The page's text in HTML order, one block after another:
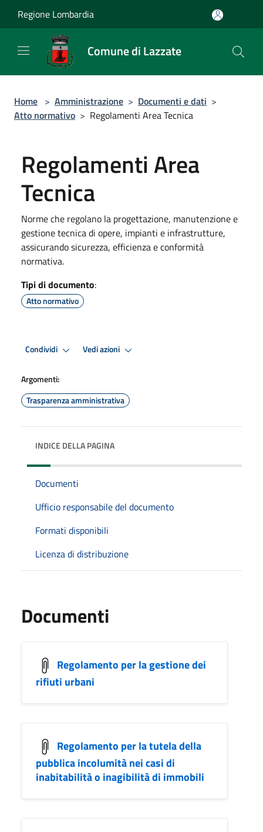
Regione Lombardia
Comune di Lazzate
Home > Amministrazione > Documenti e dati >
Atto normativo > Regolamenti Area Tecnica
Regolamenti Area
Tecnica
Norme che regolano la progettazione, manutenzione e
gestione tecnica di opere, impianti e infrastrutture,
assicurando sicurezza, efficienza e conformità
normativa.
Tipi di documento:
Atto normativo
Condividi Vedi azioni
Argomenti:
Trasparenza amministrativa
INDICE DELLA PAGINA
Documenti
Ufficio responsabile del documento
Formati disponibili
Licenza di distribuzione
Documenti
Regolamento per la gestione dei
rifiuti urbani
Regolamento per la tutela della
pubblica incolumità nei casi di
inabitabilità o inagibilità di immobili